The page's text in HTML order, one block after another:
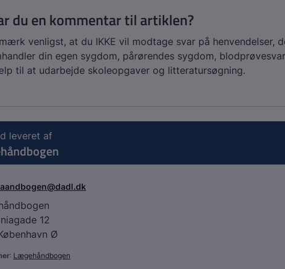
du en kommentar til artiklen?
venligst, at du IKKE vil modtage svar på henvendelser,
din egen sygdom, pårørendes sygdom,
til at udarbejde skoleopgaver og litteratursøgning.
leveret af
12
Ø
: Lægehåndbogen